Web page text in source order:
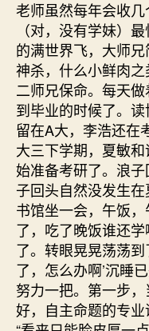
老师虽然每年会收
（对，没有学妹）
的满世界飞，大师
神杀，什么小鲜肉
二师兄保命。每天
到毕业的时候了。
留在A大，李浩还在
大三下学期，夏敏
始准备考研了。浪
子回头自然没发生
书馆坐一会，午饭
了，吃了晚饭谁还
了。转眼晃晃荡荡
了，怎么办啊’沉睡
努力一把。第一步
好，自主命题的专